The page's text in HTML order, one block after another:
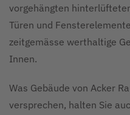
vorgehängten
Türen und
zeitgemässe werthaltige
Innen.
Was Gebäude von Acker
versprechen, halten Sie